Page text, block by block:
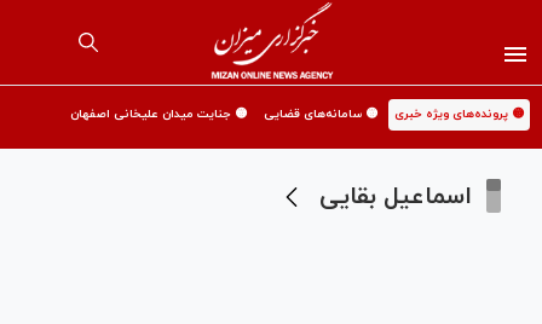
🟡 پرونده‌های ویژه خبری 🟡 سامانه‌های قضایی 🟡 جنایت میدان علیخانی اصفهان
اسماعیل بقایی